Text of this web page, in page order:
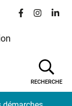
d'accessibilité
Lien vers le
Lien vers
Lien
RECHERCHE